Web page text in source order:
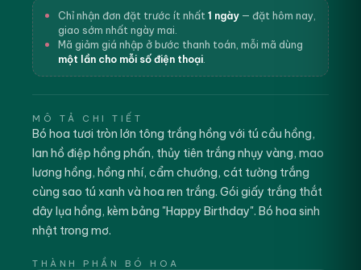
Chỉ nhận đơn đặt trước ít nhất 1 ngày — đặt hôm nay,
giao sớm nhất ngày mai.
Mã giảm giá nhập ở bước thanh toán, mỗi mã dùng
một lần cho mỗi số điện thoại
MÔ TẢ CHI TIẾT
Bó hoa tươi tròn lớn tông trắng hồng với tú cầu hồng,
lan hồ điệp hồng phấn, thủy tiên trắng nhụy vàng, mao
lương hồng, hồng nhí, cẩm chướng, cát tường trắng
cùng sao tú xanh và hoa ren trắng. Gói giấy trắng thắt
dây lụa hồng, kèm bảng "Happy Birthday". Bó hoa sinh
nhật trong mơ.
THÀNH PHẦN BÓ HOA